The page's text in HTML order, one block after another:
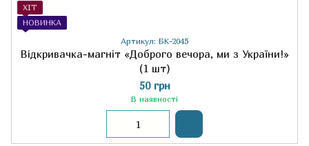
ХІТ
НОВИНКА
Артикул: БК-2045
Відкривачка-магніт «Доброго вечора, ми з України!»
(1 шт)
50 грн
В наявності